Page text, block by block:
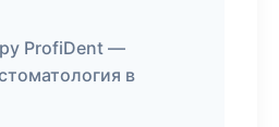
ProfiDent —
в